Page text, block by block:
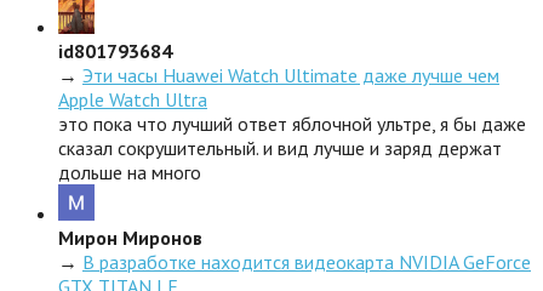
id801793684
→ Эти часы Huawei Watch Ultimate даже лучше чем
Apple Watch Ultra
это пока что лучший ответ яблочной ультре, я бы даже
сказал сокрушительный. и вид лучше и заряд держат
дольше на много
Мирон Миронов
→ В разработке находится видеокарта NVIDIA GeForce